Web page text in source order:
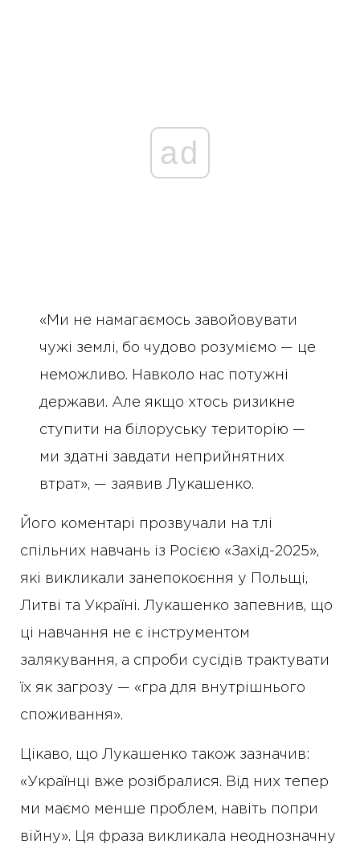
ad
«Ми не намагаємось завойовувати
чужі землі, бо чудово розуміємо — це
неможливо. Навколо нас потужні
держави. Але якщо хтось ризикне
ступити на білоруську територію —
ми здатні завдати неприйнятних
втрат», — заявив Лукашенко.
Його коментарі прозвучали на тлі
спільних навчань із Росією «Захід-2025»,
які викликали занепокоєння у Польщі,
Литві та Україні. Лукашенко запевнив, що
ці навчання не є інструментом
залякування, а спроби сусідів трактувати
їх як загрозу — «гра для внутрішнього
споживання».
Цікаво, що Лукашенко також зазначив:
«Українці вже розібралися. Від них тепер
ми маємо менше проблем, навіть попри
війну». Ця фраза викликала неоднозначну